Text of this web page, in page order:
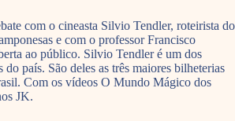
com o cineasta Silvio Tendler, roteirista do
e com o professor Francisco
ao público. Silvio Tendler é um dos
do país. São deles as três maiores bilheterias
Com os vídeos O Mundo Mágico dos
JK.